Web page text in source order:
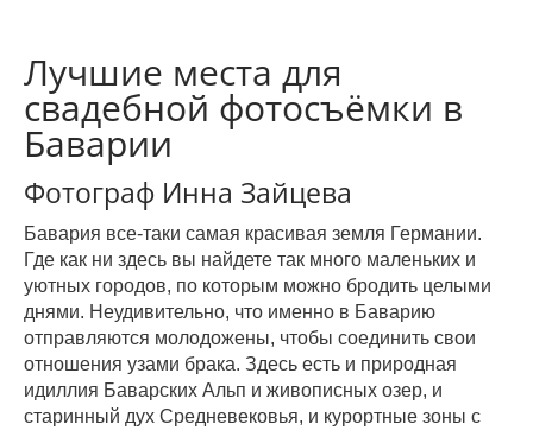
Лучшие места для
свадебной фотосъёмки в
Баварии
Фотограф Инна Зайцева
Бавария все-таки самая красивая земля Германии.
Где как ни здесь вы найдете так много маленьких и
уютных городов, по которым можно бродить целыми
днями. Неудивительно, что именно в Баварию
отправляются молодожены, чтобы соединить свои
отношения узами брака. Здесь есть и природная
идиллия Баварских Альп и живописных озер, и
старинный дух Средневековья, и курортные зоны с